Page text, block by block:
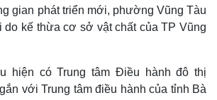
Vũ khí
Việt Nam
gian phát triển mới, phường Vũng Tàu
do kế thừa cơ sở vật chất của TP Vũng
hiện có Trung tâm Điều hành đô thị
với Trung tâm điều hành của tỉnh Bà